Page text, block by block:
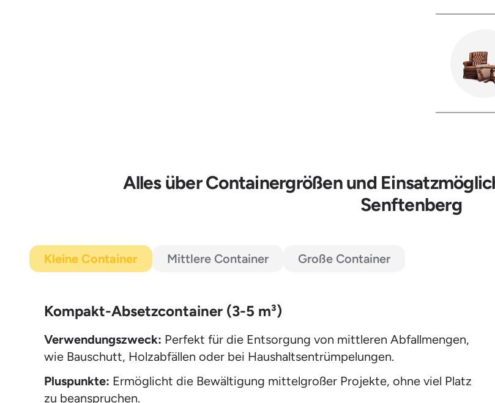
Alles über Containergrößen und
Senftenberg
Kleine Container Mittlere Container Große Container
Kompakt-Absetzcontainer (3-5 m³)
Verwendungszweck: Perfekt für die Entsorgung von mittleren Abfallmengen,
wie Bauschutt, Holzabfällen oder bei Haushaltsentrümpelungen.
Pluspunkte: Ermöglicht die Bewältigung mittelgroßer Projekte, ohne viel Platz
zu beanspruchen.